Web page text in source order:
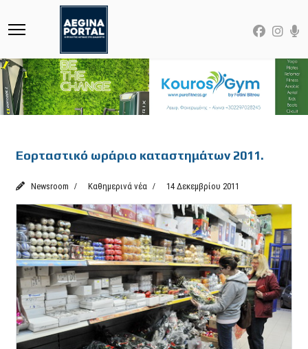
Εορταστικό ωράριο καταστημάτων 2011.
Newsroom Καθημερινά νέα 14 Δεκεμβρίου 2011